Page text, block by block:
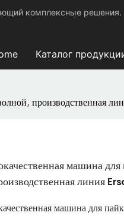
комплексные решения.
Каталог
производственная
машина
линия
машина для